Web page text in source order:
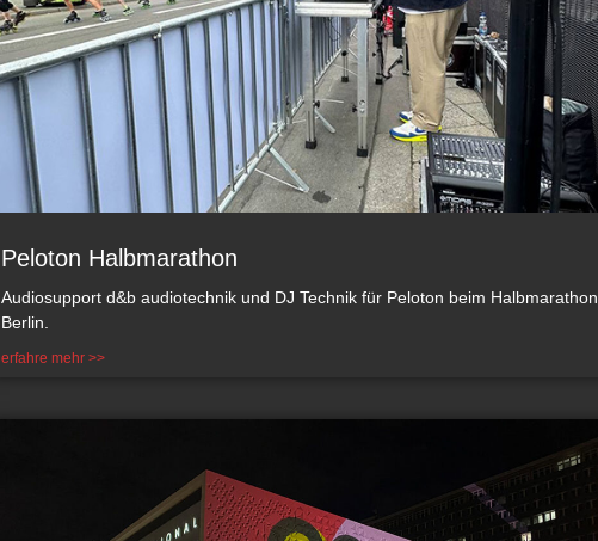
Peloton Halbmarathon
Audiosupport d&b audiotechnik und DJ Technik für Peloton beim Halbmarathon
Berlin.
erfahre mehr >>